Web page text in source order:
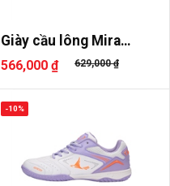
Giày cầu lông Mira
Genesis
566,000 ₫ 629,000 ₫
-10%